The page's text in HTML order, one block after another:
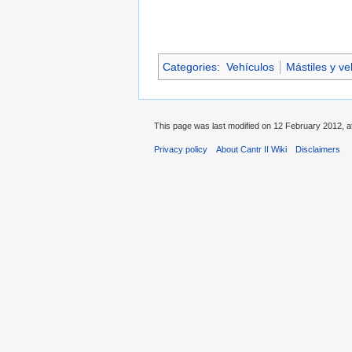
Categories: Vehículos Mástiles y
This page was last modified on 12 February 2012, at
Privacy policy About Cantr II Wiki Disclaimers